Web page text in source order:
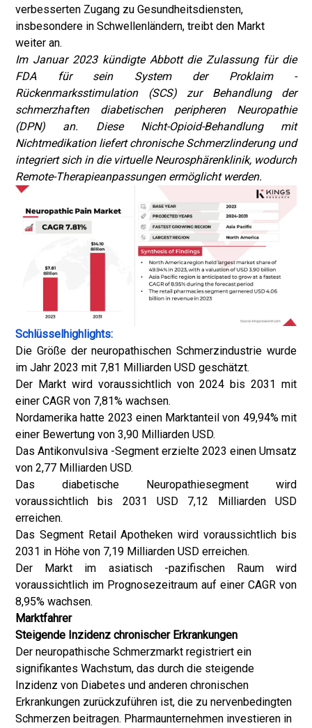
verbesserten Zugang zu Gesundheitsdiensten,
insbesondere in Schwellenländern, treibt den Markt
weiter an.
Im Januar 2023 kündigte Abbott die Zulassung für die
FDA für sein System der Proklaim -
Rückenmarksstimulation (SCS) zur Behandlung der
schmerzhaften diabetischen peripheren Neuropathie
(DPN) an. Diese Nicht-Opioid-Behandlung mit
Nichtmedikation liefert chronische Schmerzlinderung und
integriert sich in die virtuelle Neurosphärenklinik, wodurch
Remote-Therapieanpassungen ermöglicht werden.
Schlüsselhighlights:
Die Größe der neuropathischen Schmerzindustrie wurde
im Jahr 2023 mit 7,81 Milliarden USD geschätzt.
Der Markt wird voraussichtlich von 2024 bis 2031 mit
einer CAGR von 7,81% wachsen.
Nordamerika hatte 2023 einen Marktanteil von 49,94% mit
einer Bewertung von 3,90 Milliarden USD.
Das Antikonvulsiva -Segment erzielte 2023 einen Umsatz
von 2,77 Milliarden USD.
Das diabetische Neuropathiesegment wird
voraussichtlich bis 2031 USD 7,12 Milliarden USD
erreichen.
Das Segment Retail Apotheken wird voraussichtlich bis
2031 in Höhe von 7,19 Milliarden USD erreichen.
Der Markt im asiatisch -pazifischen Raum wird
voraussichtlich im Prognosezeitraum auf einer CAGR von
8,95% wachsen.
Marktfahrer
Steigende Inzidenz chronischer Erkrankungen
Der neuropathische Schmerzmarkt registriert ein
signifikantes Wachstum, das durch die steigende
Inzidenz von Diabetes und anderen chronischen
Erkrankungen zurückzuführen ist, die zu nervenbedingten
Schmerzen beitragen. Pharmaunternehmen investieren in